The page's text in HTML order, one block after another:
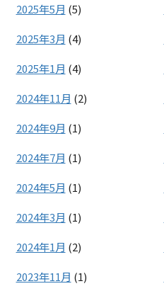
2025年5月 (5)
2025年3月 (4)
2025年1月 (4)
2024年11月 (2)
2024年9月 (1)
2024年7月 (1)
2024年5月 (1)
2024年3月 (1)
2024年1月 (2)
2023年11月 (1)